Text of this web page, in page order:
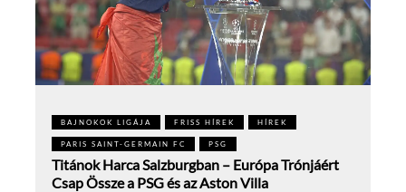
BAJNOKOK LIGÁJA FRISS HÍREK HÍREK
PARIS SAINT-GERMAIN FC PSG
Titánok Harca Salzburgban – Európa Trónjáért
Csap Össze a PSG és az Aston Villa